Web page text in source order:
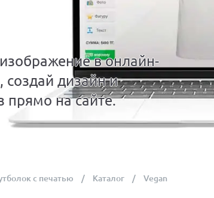
в онлайн-
создай дизайн и
прямо на сайте.
с печатью Каталог Vegan